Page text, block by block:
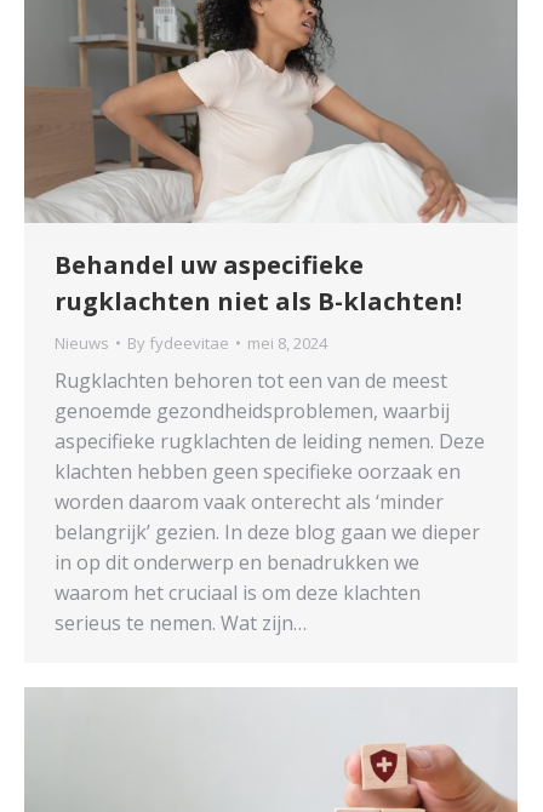
Behandel uw aspecifieke
rugklachten niet als B-klachten!
Nieuws By fydeevitae mei 8, 2024
Rugklachten behoren tot een van de meest
genoemde gezondheidsproblemen, waarbij
aspecifieke rugklachten de leiding nemen. Deze
klachten hebben geen specifieke oorzaak en
worden daarom vaak onterecht als ‘minder
belangrijk’ gezien. In deze blog gaan we dieper
in op dit onderwerp en benadrukken we
waarom het cruciaal is om deze klachten
serieus te nemen. Wat zijn…